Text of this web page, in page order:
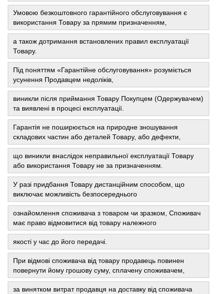
Умовою безкоштовного гарантійного обслуговування є
використання Товару за прямим призначенням,
а також дотримання встановлених правил експлуатації
Товару.
Під поняттям «Гарантійне обслуговування» розуміється
усунення Продавцем недоліків,
виникли після приймання Товару Покупцем (Одержувачем)
та виявлені в процесі експлуатації.
Гарантія не поширюється на природне зношування
складових частин або деталей Товару, або дефекти,
що виникли внаслідок неправильної експлуатації Товару
або використання Товару не за призначенням.
У разі придбання Товару дистанційним способом, що
виключає можливість безпосереднього
ознайомлення споживача з товаром чи зразком, Споживач
має право відмовитися від товару належного
якості у час до його передачі.
При відмові споживача від товару продавець повинен
повернути йому грошову суму, сплачену споживачем,
за винятком витрат продавця на доставку від споживача